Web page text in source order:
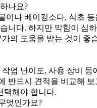
나요?
이나 베이킹소다, 식초 등
니다. 하지만 막힘이 심
의 도움을 받는 것이 좋
업 난이도, 사용 장비 등
반드시 견적을 비교해 보
택해야 합니다.
엇인가요?